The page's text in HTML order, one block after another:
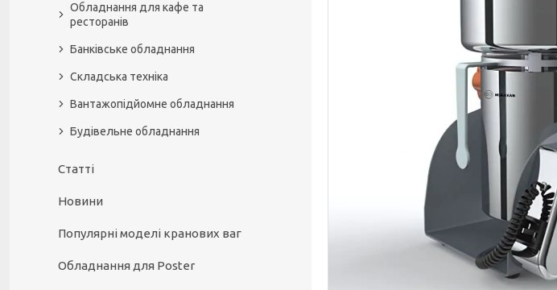
Обладнання для кафе та
ресторанів
Банківське обладнання
Складська техніка
Вантажопідйомне обладнання
Будівельне обладнання
Статті
Новини
Популярні моделі кранових ваг
Обладнання для Poster